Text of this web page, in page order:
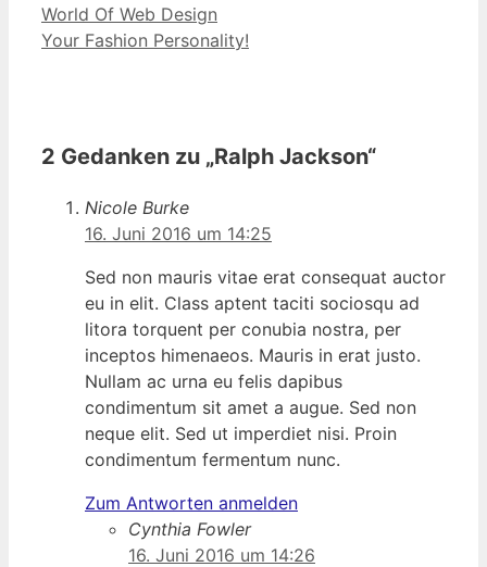
World Of Web Design
Your Fashion Personality!
2 Gedanken zu „Ralph Jackson“
Nicole Burke
16. Juni 2016 um 14:25
Sed non mauris vitae erat consequat auctor
eu in elit. Class aptent taciti sociosqu ad
litora torquent per conubia nostra, per
inceptos himenaeos. Mauris in erat justo.
Nullam ac urna eu felis dapibus
condimentum sit amet a augue. Sed non
neque elit. Sed ut imperdiet nisi. Proin
condimentum fermentum nunc.
Zum Antworten anmelden
Cynthia Fowler
16. Juni 2016 um 14:26